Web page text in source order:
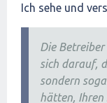
Ich sehe und
Die
sich darauf,
sondern
hätten, Ihren